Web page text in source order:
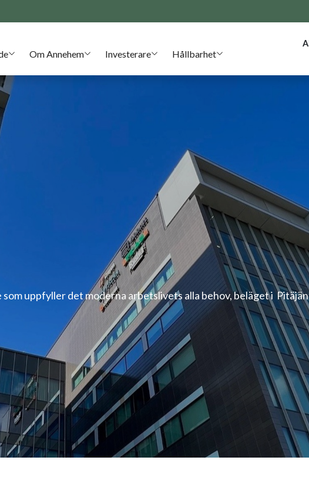
Om Annehem Investerare Hållbarhet
uppfyller det moderna arbetslivets alla behov, beläget i